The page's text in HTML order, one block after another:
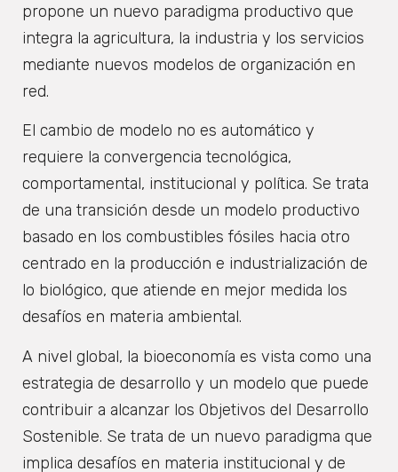
propone un nuevo paradigma productivo que
integra la agricultura, la industria y los servicios
mediante nuevos modelos de organización en
red.
El cambio de modelo no es automático y
requiere la convergencia tecnológica,
comportamental, institucional y política. Se trata
de una transición desde un modelo productivo
basado en los combustibles fósiles hacia otro
centrado en la producción e industrialización de
lo biológico, que atiende en mejor medida los
desafíos en materia ambiental.
A nivel global, la bioeconomía es vista como una
estrategia de desarrollo y un modelo que puede
contribuir a alcanzar los Objetivos del Desarrollo
Sostenible. Se trata de un nuevo paradigma que
implica desafíos en materia institucional y de